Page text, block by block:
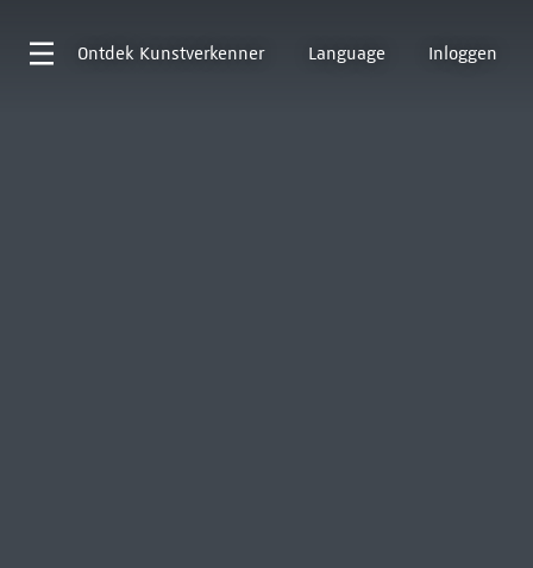
Ontdek Kunstverkenner Language Inloggen